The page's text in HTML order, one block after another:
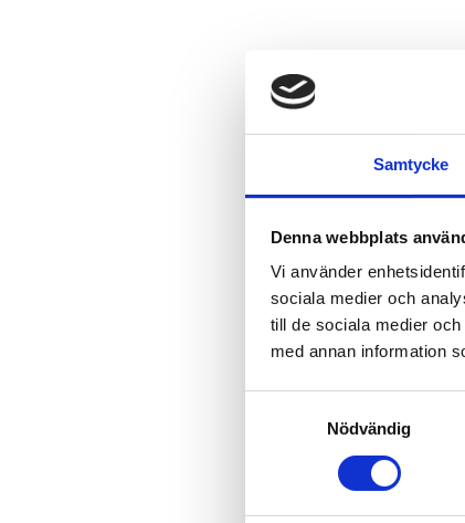
Samtycke
Denna webbplats
Vi använder
sociala medier och
till de sociala medier
med annan information
Nödvändig